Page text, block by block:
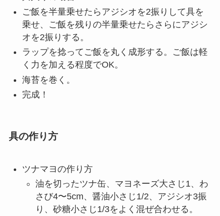
ご飯を半量乗せたらアジシオを2振りして具を
乗せ、ご飯を残りの半量乗せたらさらにアジシ
オを2振りする。
ラップを捻ってご飯を丸く成形する。ご飯は軽
く力を加える程度でOK。
海苔を巻く。
完成！
具の作り方
ツナマヨの作り方
油を切ったツナ缶、マヨネーズ大さじ1、わ
さび4〜5cm、醤油小さじ1/2、アジシオ3振
り、砂糖小さじ1/3をよく混ぜ合わせる。